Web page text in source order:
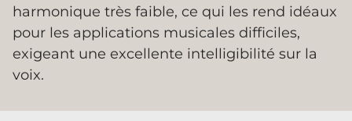
harmonique très faible, ce qui les rend idéaux
pour les applications musicales difficiles,
exigeant une excellente intelligibilité sur la
voix.